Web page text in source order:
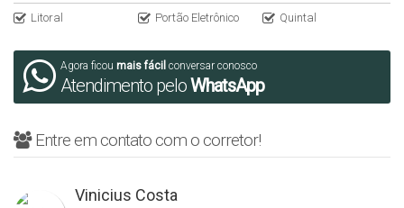
Litoral Portão Eletrônico Quintal
Agora ficou mais fácil conversar conosco
Atendimento peloWhatsApp
Entre em contato com o corretor!
Vinicius Costa